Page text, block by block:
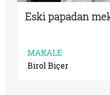
Eski papadan
MAKALE
Birol Biçer